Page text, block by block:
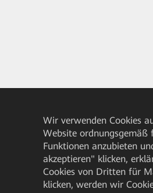
Wir verwenden Cookies
Website ordnungsgemäß
Funktionen anzubieten
akzeptieren" klicken,
Cookies von Dritten für
klicken, werden wir